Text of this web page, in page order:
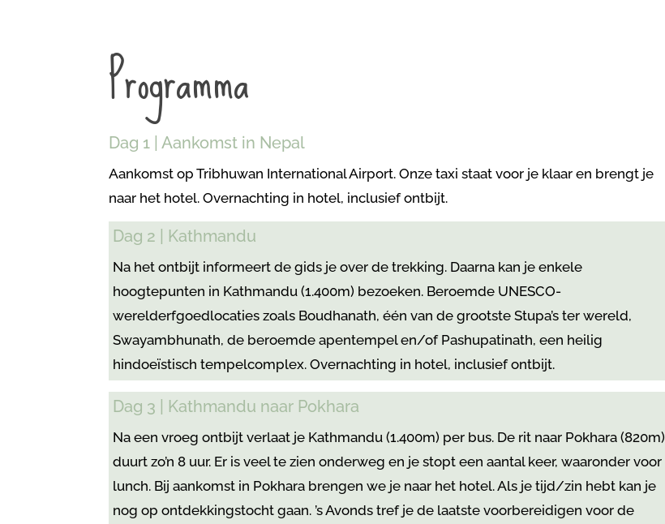
Programma
Dag 1 | Aankomst in Nepal
Aankomst op Tribhuwan International Airport. Onze taxi staat voor je klaar en brengt je
naar het hotel. Overnachting in hotel, inclusief ontbijt.
Dag 2 | Kathmandu
Na het ontbijt informeert de gids je over de trekking. Daarna kan je enkele
hoogtepunten in Kathmandu (1.400m) bezoeken. Beroemde UNESCO-
werelderfgoedlocaties zoals Boudhanath, één van de grootste Stupa’s ter wereld,
Swayambhunath, de beroemde apentempel en/of Pashupatinath, een heilig
hindoeïstisch tempelcomplex. Overnachting in hotel, inclusief ontbijt.
Dag 3 | Kathmandu naar Pokhara
Na een vroeg ontbijt verlaat je Kathmandu (1.400m) per bus. De rit naar Pokhara (820m)
duurt zo’n 8 uur. Er is veel te zien onderweg en je stopt een aantal keer, waaronder voor
lunch. Bij aankomst in Pokhara brengen we je naar het hotel. Als je tijd/zin hebt kan je
nog op ontdekkingstocht gaan. ’s Avonds tref je de laatste voorbereidigen voor de